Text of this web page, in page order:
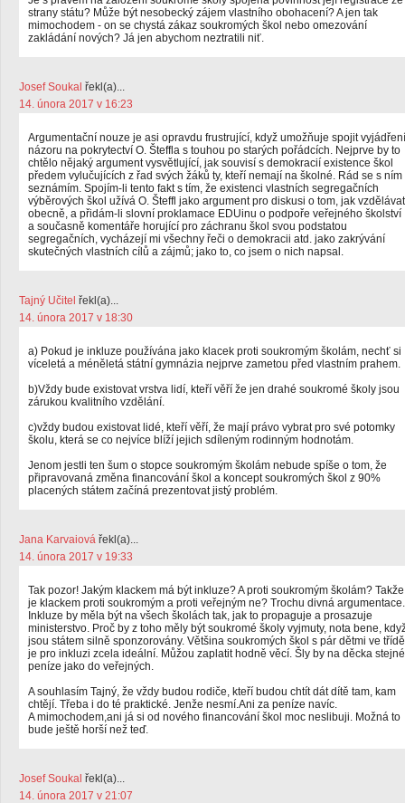
strany státu? Může být nesobecký zájem vlastního obohacení? A jen tak
mimochodem - on se chystá zákaz soukromých škol nebo omezování
zakládání nových? Já jen abychom neztratili niť.
Josef Soukal řekl(a)...
14. února 2017 v 16:23
Argumentační nouze je asi opravdu frustrující, když umožňuje spojit vyjádření
názoru na pokrytectví O. Šteffla s touhou po starých pořádcích. Nejprve by to
chtělo nějaký argument vysvětlující, jak souvisí s demokracií existence škol
předem vylučujících z řad svých žáků ty, kteří nemají na školné. Rád se s ním
seznámím. Spojím-li tento fakt s tím, že existenci vlastních segregačních
výběrových škol užívá O. Šteffl jako argument pro diskusi o tom, jak vzdělávat
obecně, a přidám-li slovní proklamace EDUinu o podpoře veřejného školství
a současně komentáře horující pro záchranu škol svou podstatou
segregačních, vycházejí mi všechny řeči o demokracii atd. jako zakrývání
skutečných vlastních cílů a zájmů; jako to, co jsem o nich napsal.
Tajný Učitel řekl(a)...
14. února 2017 v 18:30
a) Pokud je inkluze používána jako klacek proti soukromým školám, nechť si
víceletá a méněletá státní gymnázia nejprve zametou před vlastním prahem.
b)Vždy bude existovat vrstva lidí, kteří věří že jen drahé soukromé školy jsou
zárukou kvalitního vzdělání.
c)vždy budou existovat lidé, kteří věří, že mají právo vybrat pro své potomky
školu, která se co nejvíce blíží jejich sdíleným rodinným hodnotám.
Jenom jestli ten šum o stopce soukromým školám nebude spíše o tom, že
připravovaná změna financování škol a koncept soukromých škol z 90%
placených státem začíná prezentovat jistý problém.
Jana Karvaiová řekl(a)...
14. února 2017 v 19:33
Tak pozor! Jakým klackem má být inkluze? A proti soukromým školám? Takže
je klackem proti soukromým a proti veřejným ne? Trochu divná argumentace.
Inkluze by měla být na všech školách tak, jak to propaguje a prosazuje
ministerstvo. Proč by z toho měly být soukromé školy vyjmuty, nota bene,
jsou státem silně sponzorovány. Většina soukromých škol s pár dětmi ve třídě
je pro inkluzi zcela ideální. Můžou zaplatit hodně věcí. Šly by na děcka stejné
peníze jako do veřejných.
A souhlasím Tajný, že vždy budou rodiče, kteří budou chtít dát dítě tam, kam
chtějí. Třeba i do té praktické. Jenže nesmí.Ani za peníze navíc.
A mimochodem,ani já si od nového financování škol moc neslibuji. Možná to
bude ještě horší než teď.
Josef Soukal řekl(a)...
14. února 2017 v 21:07